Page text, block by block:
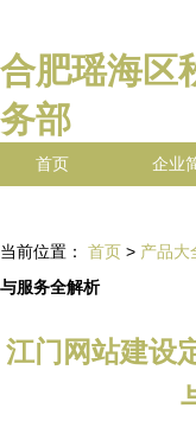
合肥瑶海区
务部
首页 企业
当前位置： 首页 > 产品大
与服务全解析
江门网站建设